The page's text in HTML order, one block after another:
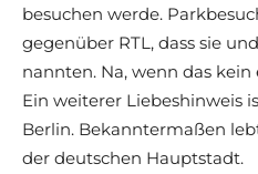
besuchen werde.
gegenüber RTL, dass sie
nannten. Na, wenn das
Ein weiterer Liebeshinweis
Berlin. Bekanntermaßen
der deutschen Hauptstadt.